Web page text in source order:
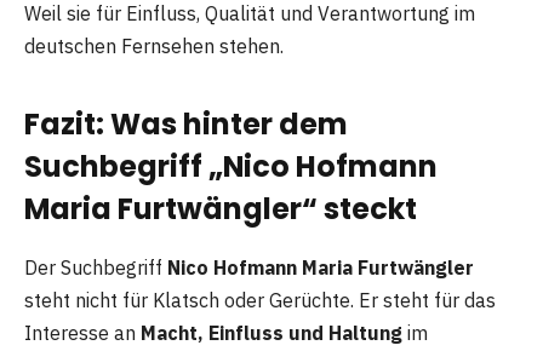
Weil sie für Einfluss, Qualität und Verantwortung im
deutschen Fernsehen stehen.
Fazit: Was hinter dem
Suchbegriff „Nico Hofmann
Maria Furtwängler“ steckt
Der Suchbegriff Nico Hofmann Maria Furtwängler
steht nicht für Klatsch oder Gerüchte. Er steht für das
Interesse an Macht, Einfluss und Haltung im